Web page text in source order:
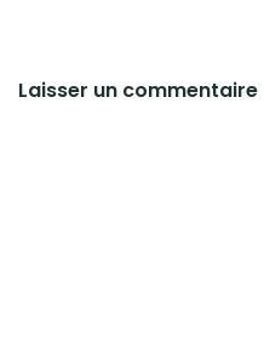
Laisser un commentaire